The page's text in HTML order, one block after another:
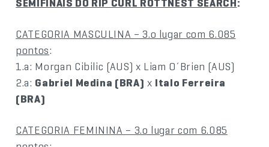
SEMIFINAIS DO RIP CURL ROTTNEST SEARCH:
CATEGORIA MASCULINA – 3.o lugar com 6.085
pontos:
1.a: Morgan Cibilic (AUS) x Liam O´Brien (AUS)
2.a: Gabriel Medina (BRA) x Italo Ferreira
(BRA)
CATEGORIA FEMININA – 3.o lugar com 6.085